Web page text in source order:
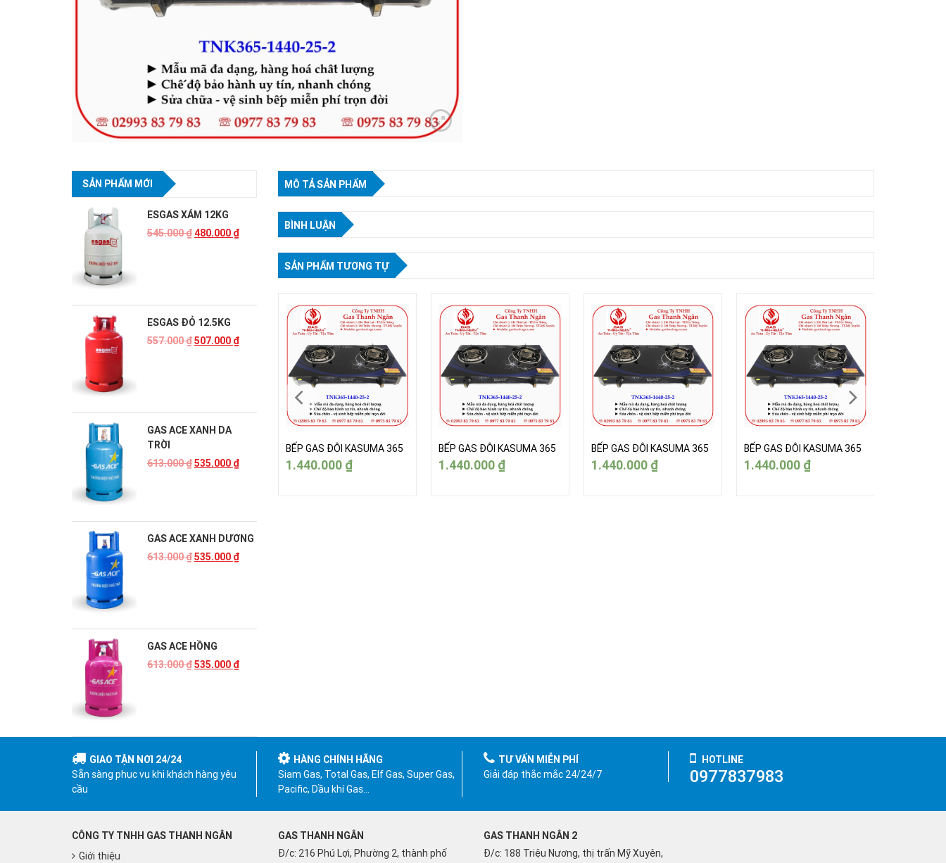
MÔ TẢ SẢN PHẨM
BÌNH LUẬN
SẢN PHẨM TƯƠNG TỰ
ĐÔI KASUMA 365 BẾP GAS ĐÔI KASUMA 365
1.440.000₫
BẾP GAS ĐÔI KASUMA 365
1.440.000 ₫
BẾP GAS ĐÔI KASUMA 365
1.440.000 ₫
BẾP GAS ĐÔI KASUMA 365
1.440.000 ₫
BẾP GAS ĐÔI KASUMA 365
1.440.000 ₫
SẢN PHẨM MỚI
ESGAS XÁM 12KG
545.000₫480.000 ₫
ESGAS ĐỎ 12.5KG
557.000₫507.000 ₫
GAS ACE XANH DA
TRỜI
613.000₫535.000 ₫
GAS ACE XANH DƯƠNG
613.000₫535.000 ₫
GAS ACE HỒNG
613.000₫535.000 ₫
GIAO TẬN NƠI 24/24
Sẵn sàng phục vụ khi khách hàng yêu
cầu
HÀNG CHÍNH HÃNG
Siam Gas, Total Gas, Elf Gas, Super Gas,
Pacific, Dầu khí Gas…
TƯ VẤN MIỄN PHÍ
Giải đáp thắc mắc 24/24/7
HOTLINE
0977837983
CÔNG TY TNHH GAS THANH NGÂN
Giới thiệu
GAS THANH NGÂN
Đ/c: 216 Phú Lợi, Phường 2, thành phố
GAS THANH NGÂN 2
Đ/c: 188 Triệu Nương, thị trấn Mỹ Xuyên,